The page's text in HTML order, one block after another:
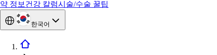
약 정보 건강 칼럼시술/수술 꿀팁
한국어